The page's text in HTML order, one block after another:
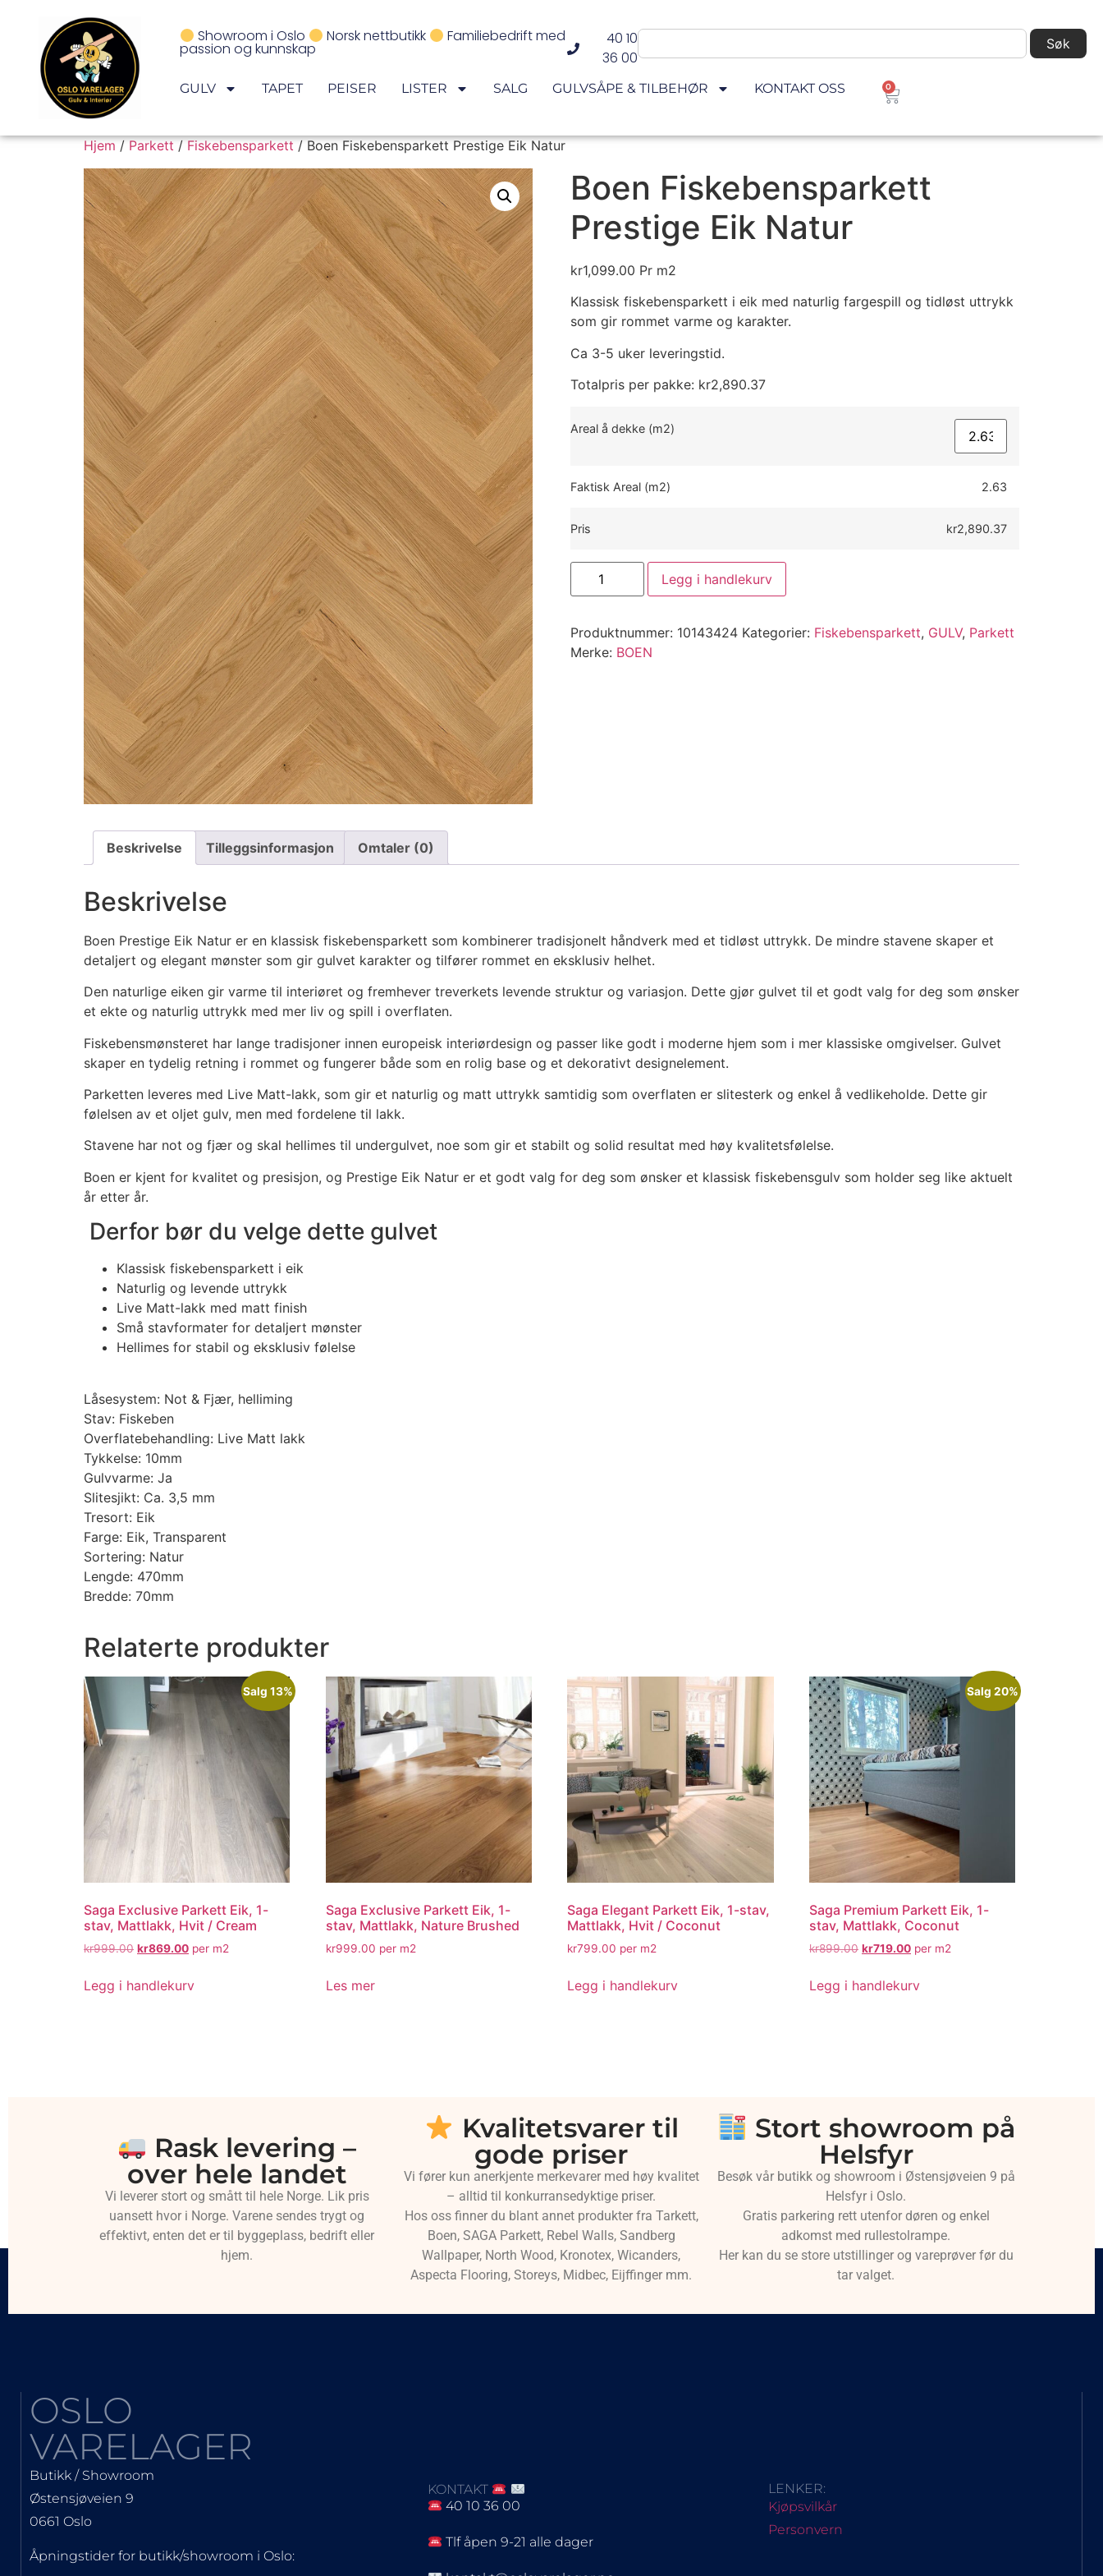
Showroom i Oslo Norsk nettbutikk Familiebedrift med
passion og kunnskap
40 10
36 00
Søk
GULV TAPET PEISER LISTER SALG GULVSÅPE & TILBEHØR KONTAKT OSS 0
Hjem / Parkett / Fiskebensparkett / Boen Fiskebensparkett Prestige Eik Natur
Boen Fiskebensparkett
Prestige Eik Natur
kr1,099.00 Pr m2
Klassisk fiskebensparkett i eik med naturlig fargespill og tidløst uttrykk
som gir rommet varme og karakter.
Ca 3-5 uker leveringstid.
Totalpris per pakke: kr2,890.37
Areal å dekke (m2)
Faktisk Areal (m2) 2.63
Pris kr2,890.37
Legg i handlekurv
Produktnummer: 10143424 Kategorier: Fiskebensparkett, GULV, Parkett
Merke: BOEN
Beskrivelse Tilleggsinformasjon Omtaler (0)
Beskrivelse
Boen Prestige Eik Natur er en klassisk fiskebensparkett som kombinerer tradisjonelt håndverk med et tidløst uttrykk. De mindre stavene skaper et
detaljert og elegant mønster som gir gulvet karakter og tilfører rommet en eksklusiv helhet.
Den naturlige eiken gir varme til interiøret og fremhever treverkets levende struktur og variasjon. Dette gjør gulvet til et godt valg for deg som ønsker
et ekte og naturlig uttrykk med mer liv og spill i overflaten.
Fiskebensmønsteret har lange tradisjoner innen europeisk interiørdesign og passer like godt i moderne hjem som i mer klassiske omgivelser. Gulvet
skaper en tydelig retning i rommet og fungerer både som en rolig base og et dekorativt designelement.
Parketten leveres med Live Matt-lakk, som gir et naturlig og matt uttrykk samtidig som overflaten er slitesterk og enkel å vedlikeholde. Dette gir
følelsen av et oljet gulv, men med fordelene til lakk.
Stavene har not og fjær og skal hellimes til undergulvet, noe som gir et stabilt og solid resultat med høy kvalitetsfølelse.
Boen er kjent for kvalitet og presisjon, og Prestige Eik Natur er et godt valg for deg som ønsker et klassisk fiskebensgulv som holder seg like aktuelt
år etter år.
Derfor bør du velge dette gulvet
Klassisk fiskebensparkett i eik
Naturlig og levende uttrykk
Live Matt-lakk med matt finish
Små stavformater for detaljert mønster
Hellimes for stabil og eksklusiv følelse
Låsesystem: Not & Fjær, helliming
Stav: Fiskeben
Overflatebehandling: Live Matt lakk
Tykkelse: 10mm
Gulvvarme: Ja
Slitesjikt: Ca. 3,5 mm
Tresort: Eik
Farge: Eik, Transparent
Sortering: Natur
Lengde: 470mm
Bredde: 70mm
Relaterte produkter
Salg 13%
Saga Exclusive Parkett Eik, 1-
stav, Mattlakk, Hvit / Cream
kr999.00 kr869.00 per m2
Legg i handlekurv
Saga Exclusive Parkett Eik, 1-
stav, Mattlakk, Nature Brushed
kr999.00 per m2
Les mer
Saga Elegant Parkett Eik, 1-stav,
Mattlakk, Hvit / Coconut
kr799.00 per m2
Legg i handlekurv
Salg 20%
Saga Premium Parkett Eik, 1-
stav, Mattlakk, Coconut
kr899.00 kr719.00 per m2
Legg i handlekurv
Rask levering –
over hele landet
Vi leverer stort og smått til hele Norge. Lik pris
uansett hvor i Norge. Varene sendes trygt og
effektivt, enten det er til byggeplass, bedrift eller
hjem.
Kvalitetsvarer til
gode priser
Vi fører kun anerkjente merkevarer med høy kvalitet
– alltid til konkurransedyktige priser.
Hos oss finner du blant annet produkter fra Tarkett,
Boen, SAGA Parkett, Rebel Walls, Sandberg
Wallpaper, North Wood, Kronotex, Wicanders,
Aspecta Flooring, Storeys, Midbec, Eijffinger mm.
Stort showroom på
Helsfyr
Besøk vår butikk og showroom i Østensjøveien 9 på
Helsfyr i Oslo.
Gratis parkering rett utenfor døren og enkel
adkomst med rullestolrampe.
Her kan du se store utstillinger og vareprøver før du
tar valget.
OSLO
VARELAGER
Butikk / Showroom
Østensjøveien 9
0661 Oslo
Åpningstider for butikk/showroom i Oslo:
KONTAKT
40 10 36 00
Tlf åpen 9-21 alle dager
LENKER:
Kjøpsvilkår
Personvern